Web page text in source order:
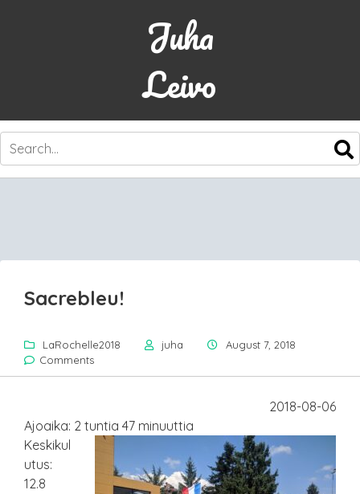
Juha
Leivo
SKIP
CONTENT
Sacrebleu!
LaRochelle2018 juha
August 7, 2018
Comments
2018-08-06
Ajoaika: 2 tuntia 47 minuuttia
Keskikul
utus:
12.8